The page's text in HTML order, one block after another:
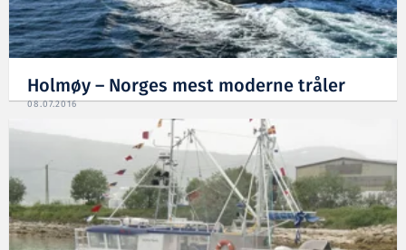
Holmøy – Norges mest moderne tråler
08.07.2016